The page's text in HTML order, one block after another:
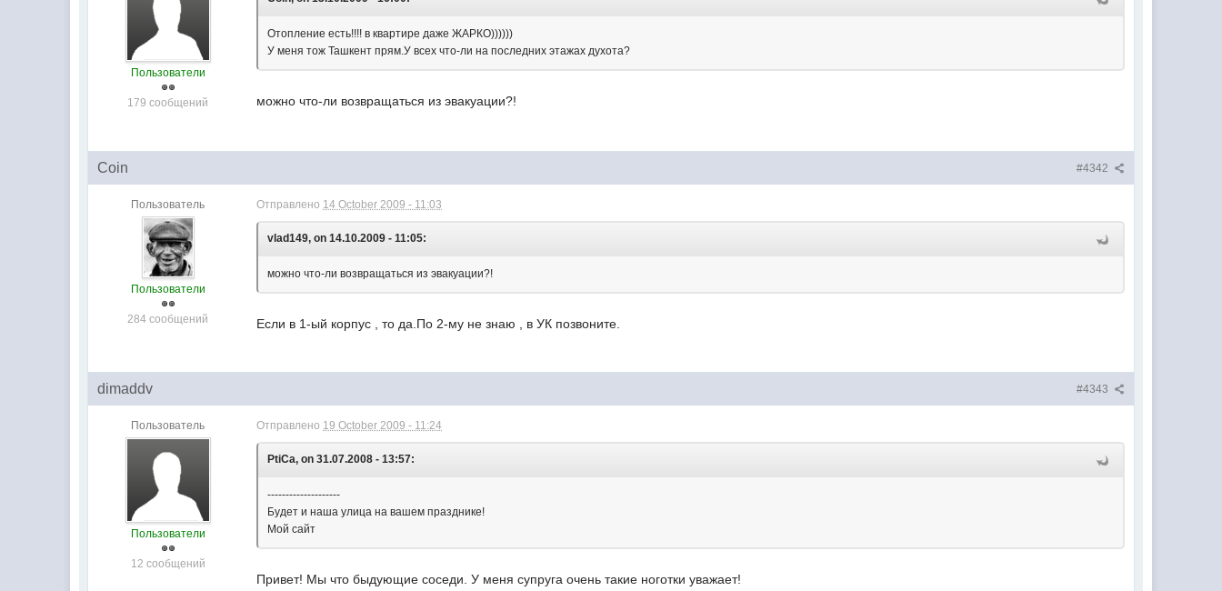
Пользователи
179 сообщений
Отопление есть!!!! в квартире даже ЖАРКО))))))
У меня тож Ташкент прям.У всех что-ли на последних этажах духота?
можно что-ли возвращаться из эвакуации?!
#4342
Coin
Пользователь
Пользователи
284 сообщений
Отправлено 14 October 2009 - 11:03
vlad149, on 14.10.2009 - 11:05:
можно что-ли возвращаться из эвакуации?!
Если в 1-ый корпус , то да.По 2-му не знаю , в УК позвоните.
#4343
dimaddv
Пользователь
Пользователи
12 сообщений
Отправлено 19 October 2009 - 11:24
PtiCa, on 31.07.2008 - 13:57:
--------------------
Будет и наша улица на вашем празднике!
Мой сайт
Привет! Мы что быдующие соседи. У меня супруга очень такие ноготки уважает!